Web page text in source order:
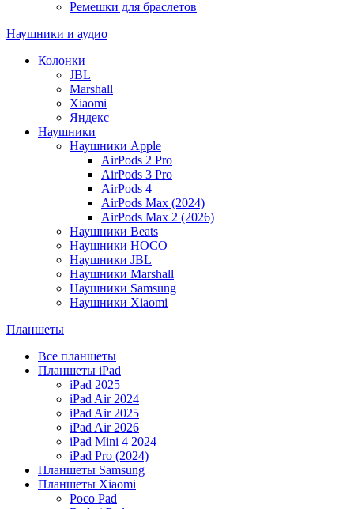
Ремешки для браслетов
Наушники и аудио
Колонки
JBL
Marshall
Xiaomi
Яндекс
Наушники
Наушники Apple
AirPods 2 Pro
AirPods 3 Pro
AirPods 4
AirPods Max (2024)
AirPods Max 2 (2026)
Наушники Beats
Наушники HOCO
Наушники JBL
Наушники Marshall
Наушники Samsung
Наушники Xiaomi
Планшеты
Все планшеты
Планшеты iPad
iPad 2025
iPad Air 2024
iPad Air 2025
iPad Air 2026
iPad Mini 4 2024
iPad Pro (2024)
Планшеты Samsung
Планшеты Xiaomi
Poco Pad